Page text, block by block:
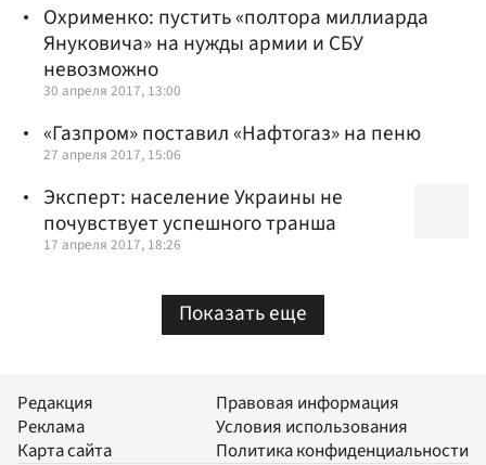
Охрименко: пустить «полтора миллиарда
Януковича» на нужды армии и СБУ
невозможно
30 апреля 2017, 13:00
«Газпром» поставил «Нафтогаз» на пеню
27 апреля 2017, 15:06
Эксперт: население Украины не
почувствует успешного транша
17 апреля 2017, 18:26
Показать еще
Редакция
Реклама
Карта сайта
Правовая информация
Условия использования
Политика конфиденциальности